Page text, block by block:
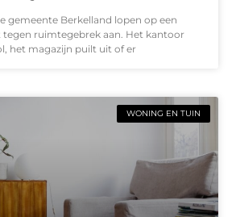
gemeente Berkelland lopen op een
ruimtegebrek aan. Het kantoor
het magazijn puilt uit of er
WONING EN TUIN